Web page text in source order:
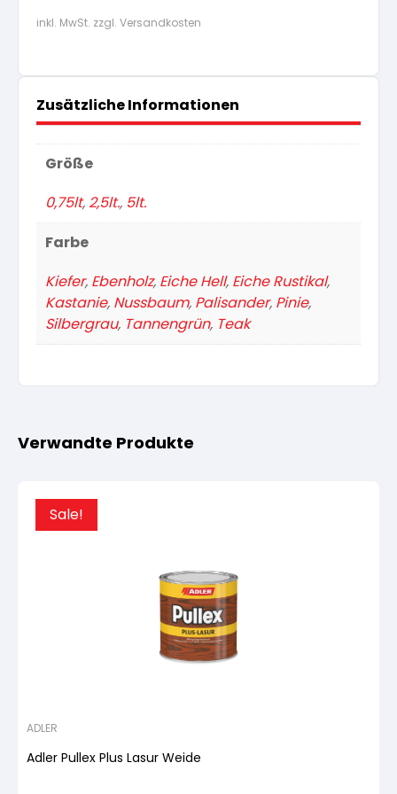
inkl. MwSt. zzgl. Versandkosten
Zusätzliche Informationen
Größe
0,75lt, 2,5lt., 5lt.
Farbe
Kiefer, Ebenholz, Eiche Hell, Eiche Rustikal,
Kastanie, Nussbaum, Palisander, Pinie,
Silbergrau, Tannengrün, Teak
Verwandte Produkte
Sale!
ADLER
Adler Pullex Plus Lasur Weide